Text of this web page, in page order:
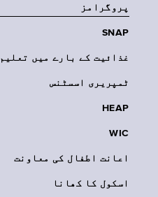
پروگرامز
SNAP
غذائیت کے بارے میں تعلیم
ٹمپریری اسسٹنس
HEAP
WIC
اعانت اطفال کی معاونت
اسکول کا کھانا